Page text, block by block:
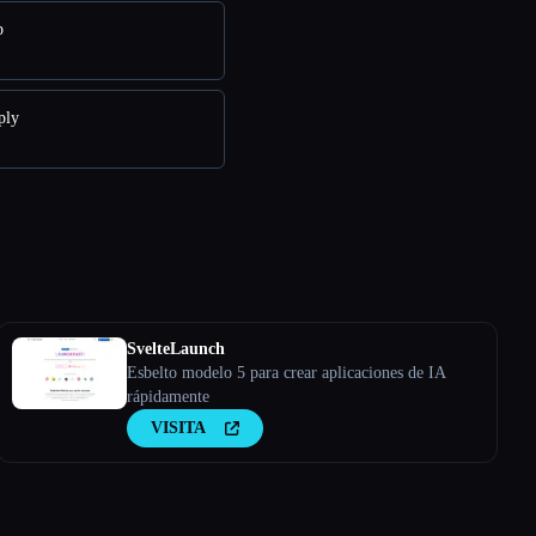
SvelteLaunch
Esbelto modelo 5 para crear aplicaciones de IA
rápidamente
VISITA